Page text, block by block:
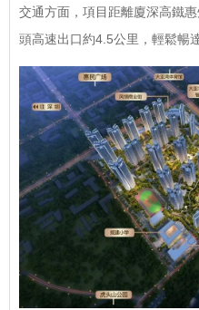
交通方面，項目距離廈深高鐵
頭高速出口約4.5公里，輕鬆暢